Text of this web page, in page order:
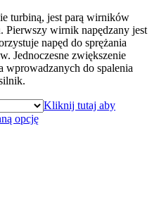
turbiną, jest parą wirników
Pierwszy wirnik napędzany jest
napęd do sprężania
Jednoczesne zwiększenie
do spalenia
Kliknij tutaj aby
opcję